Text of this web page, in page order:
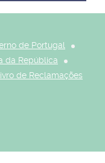
de Portugal
da República
de Reclamações